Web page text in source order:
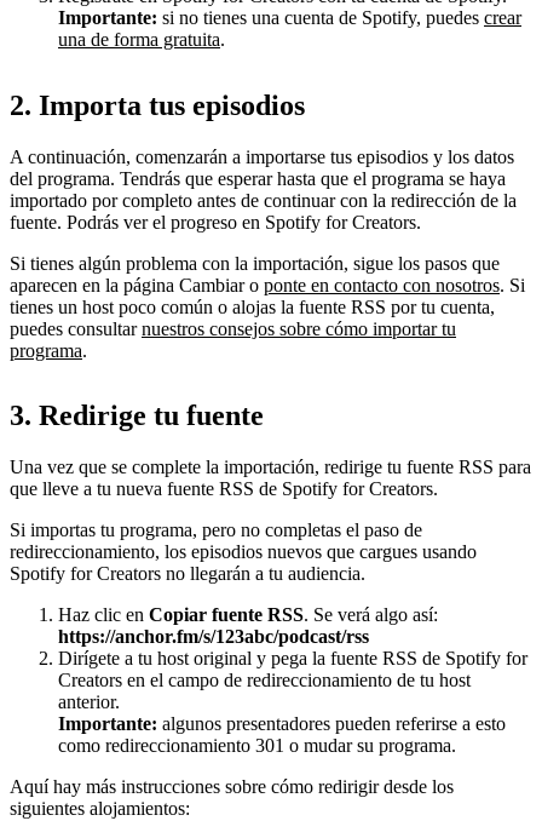
Importante: si no tienes una cuenta de Spotify, puedes crear
una de forma gratuita.
2. Importa tus episodios
A continuación, comenzarán a importarse tus episodios y los datos
del programa. Tendrás que esperar hasta que el programa se haya
importado por completo antes de continuar con la redirección de la
fuente. Podrás ver el progreso en Spotify for Creators.
Si tienes algún problema con la importación, sigue los pasos que
aparecen en la página Cambiar o ponte en contacto con nosotros. Si
tienes un host poco común o alojas la fuente RSS por tu cuenta,
puedes consultarnuestros consejos sobre cómo importar tu
programa.
3. Redirige tu fuente
Una vez que se complete la importación, redirige tu fuente RSS para
que lleve a tu nueva fuente RSS de Spotify for Creators.
Si importas tu programa, pero no completas el paso de
redireccionamiento, los episodios nuevos que cargues usando
Spotify for Creators no llegarán a tu audiencia.
Haz clic en Copiar fuente RSS. Se verá algo así:
https://anchor.fm/s/123abc/podcast/rss
Dirígete a tu host original y pega la fuente RSS de Spotify for
Creators en el campo de redireccionamiento de tu host
anterior.
Importante: algunos presentadores pueden referirse a esto
como redireccionamiento 301 o mudar su programa.
Aquí hay más instrucciones sobre cómo redirigir desde los
siguientes alojamientos: